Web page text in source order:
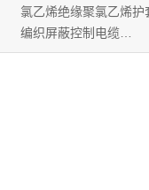
氯乙烯绝缘聚氯乙烯护
编织屏蔽控制电缆
产品型号：